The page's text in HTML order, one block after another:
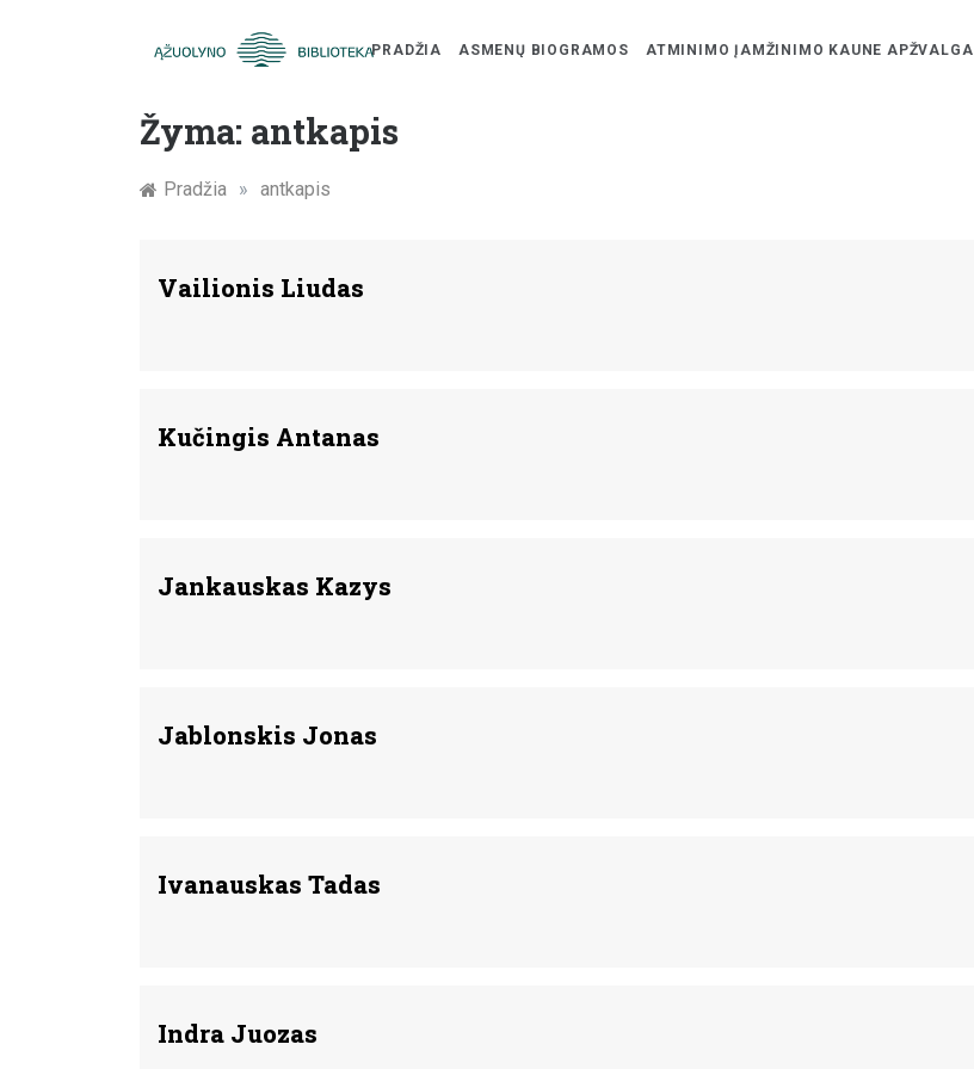
Žymūs
Kauno
atminimo
PRADŽIA ASMENŲ BIOGRAMOS ATMINIMO ĮAMŽINIMO KAUNE APŽVALGA
Žyma: antkapis
Pradžia » antkapis
Vailionis Liudas
Kučingis Antanas
Jankauskas Kazys
Jablonskis Jonas
Ivanauskas Tadas
Indra Juozas